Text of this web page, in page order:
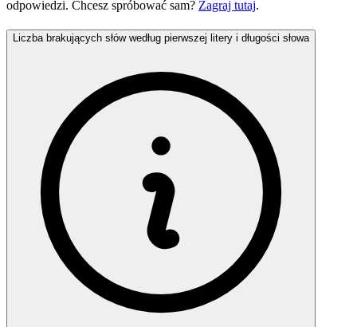
odpowiedzi. Chcesz spróbować sam? Zagraj tutaj.
Liczba brakujących słów według pierwszej litery i długości słowa